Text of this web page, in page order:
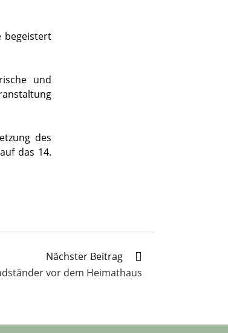
begeistert
und
des
das 14.
Nächster Beitrag
vor dem Heimathaus